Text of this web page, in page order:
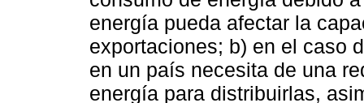
energía pueda afectar la
exportaciones; b) en el caso
en un país necesita de una
energía para distribuirlas,